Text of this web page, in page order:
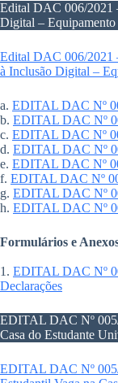
Edital DAC 006/2021
Digital – Equipamento
Edital DAC 006/2021
à Inclusão Digital –
a. EDITAL DAC Nº
b. EDITAL DAC Nº
c. EDITAL DAC Nº
d. EDITAL DAC Nº
e. EDITAL DAC Nº
f. EDITAL DAC Nº
g. EDITAL DAC Nº
h. EDITAL DAC Nº
Formulários e
1. EDITAL DAC Nº
Declarações
EDITAL DAC Nº
Casa do Estudante
EDITAL DAC Nº